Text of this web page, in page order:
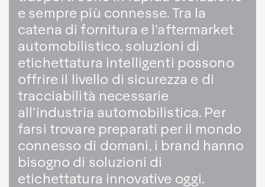
e sempre più connesse. Tra la
catena di fornitura e l’aftermarket
automobilistico, soluzioni di
etichettatura intelligenti possono
offrire il livello di sicurezza e di
tracciabilità necessarie
all’industria automobilistica. Per
farsi trovare preparati per il mondo
connesso di domani, i brand hanno
bisogno di soluzioni di
etichettatura innovative oggi.